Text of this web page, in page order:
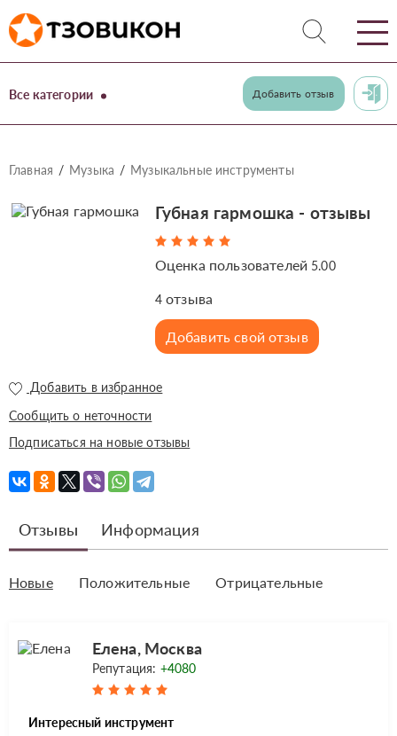
Все категории Добавить отзыв
Главная Музыка Музыкальные инструменты
Губная гармошка - отзывы
Оценка пользователей 5.00
4отзыва
Добавить свой отзыв
Добавить в избранное
Сообщить о неточности
Подписаться на новые отзывы
Отзывы Информация
Новые Положительные Отрицательные
Елена, Москва
Репутация: +4080
Интересный инструмент